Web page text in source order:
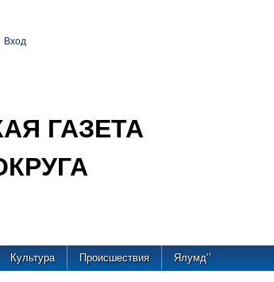
Вход
ГАЗЕТА
Культура Происшествия Ялумд’’